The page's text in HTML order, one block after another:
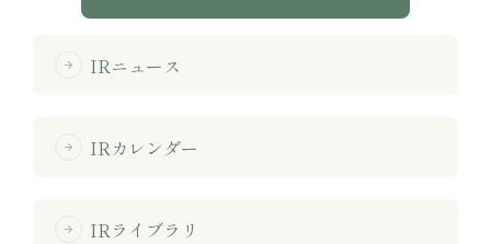
arrow_forward IRニュース
arrow_forward IRカレンダー
arrow_forward IRライブラリ